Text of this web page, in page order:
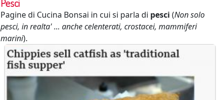
Pesci
Pagine di Cucina Bonsai in cui si parla di pesci (Non solo
pesci, in realta' ... anche celenterati, crostacei, mammiferi
marini).